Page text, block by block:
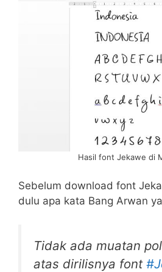
Hasil font Jekawe di
Sebelum download font
dulu apa kata Bang Arwan
Tidak ada muatan
atas dirilisnya font